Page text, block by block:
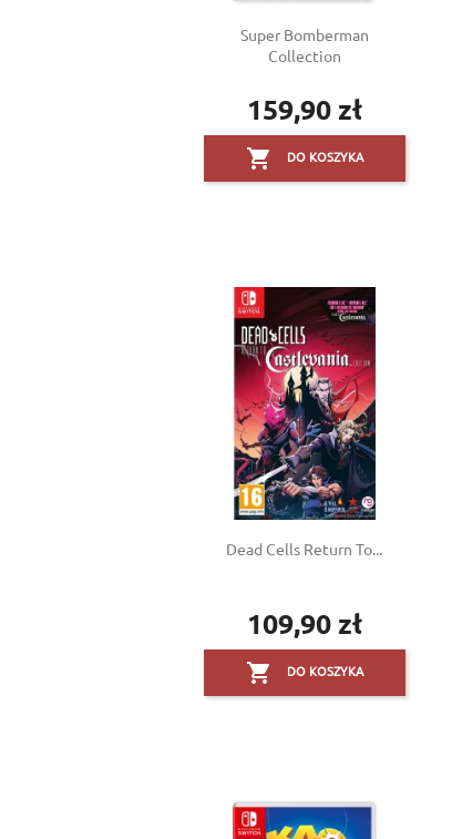
Super Bomberman
Collection
Cena
159,90 zł
 DO KOSZYKA
Dead Cells Return To...
Cena
109,90 zł
 DO KOSZYKA